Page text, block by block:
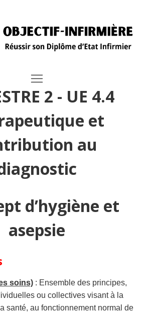
2 - UE 4.4
et
au
d’hygiène et
asepsie
soins) : Ensemble des principes,
ou collectives visant à la
santé, au fonctionnement normal de